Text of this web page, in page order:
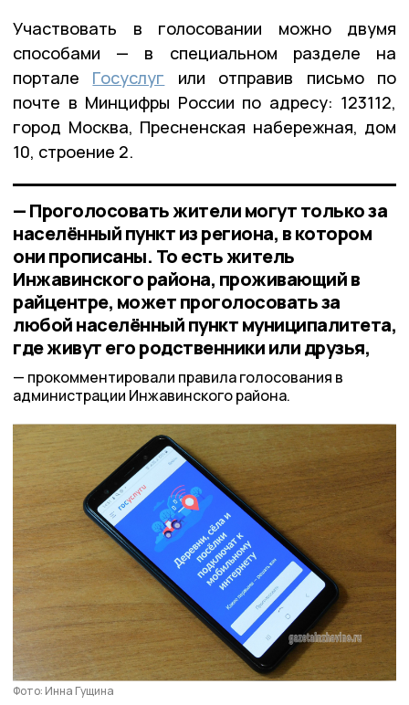
Участвовать в голосовании можно двумя
способами — в специальном разделе на
портале Госуслуг или отправив письмо по
почте в Минцифры России по адресу: 123112,
город Москва, Пресненская набережная, дом
10, строение 2.
— Проголосовать жители могут только за
населённый пункт из региона, в котором
они прописаны. То есть житель
Инжавинского района, проживающий в
райцентре, может проголосовать за
любой населённый пункт муниципалитета,
где живут его родственники или друзья,
прокомментировали правила голосования в
администрации Инжавинского района.
Фото: Инна Гущина